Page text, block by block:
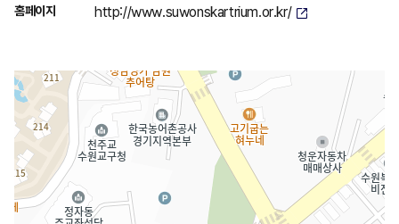
홈페이지 http://www.suwonskartrium.or.kr/